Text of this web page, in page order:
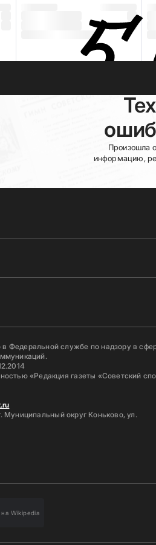
Произошла
информацию,
в Федеральной службе по надзору в
«Редакция газеты «Советский
Муниципальный округ Коньково, ул.
Wikipedia